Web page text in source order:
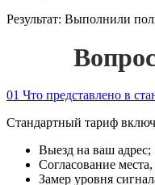
Результат: Выполнили
01 Что представлено в
Стандартный тариф
Выезд на ваш адрес;
Согласование
Замер уровня